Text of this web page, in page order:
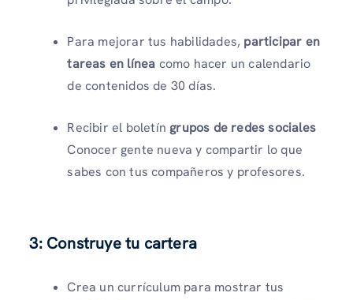
Para mejorar tus habilidades, participar en
tareas en línea como hacer un calendario
de contenidos de 30 días.
Recibir el boletín grupos de redes sociales
Conocer gente nueva y compartir lo que
sabes con tus compañeros y profesores.
3: Construye tu cartera
Crea un currículum para mostrar tus